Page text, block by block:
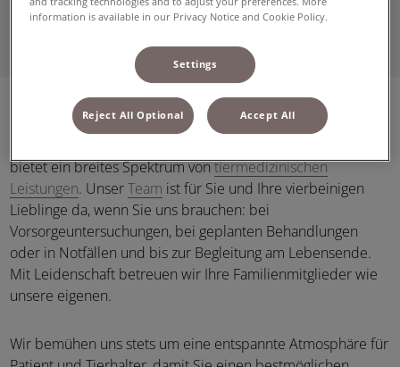
Mehr zum Altersvorsorge-Check
bietet ein breites Spektrum vontiermedizinischen
Leistungen. Unser Team ist für Sie und Ihre vierbeinigen
Lieblinge da, wenn Sie uns brauchen: bei
Vorsorgeuntersuchungen, bei geplanten Behandlungen
oder in Notfällen und bis zur Begleitung am Lebensende.
Mit Leidenschaft betreuen wir Ihre Familienmitglieder wie
unsere eigenen.
Wir bemühen uns stets um eine entspannte Atmosphäre für
information is available in our Privacy Notice and Cookie Policy.
Settings
Reject All Optional Accept All